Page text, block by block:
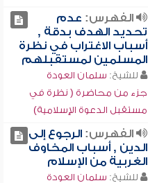
الفهرس: عدم
تحديد الهدف بدقة ,
أسباب الاغتراب في نظرة
المسلمين لمستقبلهم
للشيخ: سلمان العودة
جزء من محاضرة ( نظرة في
مستقبل الدعوة الإسلامية)
الفهرس:الرجوع إلى
الدين , أسباب المخاوف
الغربية من الإسلام
للشيخ: سلمان العودة